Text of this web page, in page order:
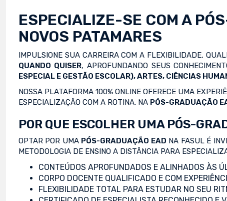
ESPECIALIZE-SE COM A
NOVOS PATAMARES
IMPULSIONE SUA CARREIRA COM A FLEXIBILIDADE,
QUANDO QUISER, APROFUNDANDO SEUS
ESPECIAL E GESTÃO ESCOLAR), ARTES, CIÊNCIAS
NOSSA PLATAFORMA 100% ONLINE OFERECE UMA
ESPECIALIZAÇÃO COM A ROTINA. NA PÓS-GRADUAÇÃO
POR QUE ESCOLHER UMA PÓS-
OPTAR POR UMA PÓS-GRADUAÇÃO EAD NA FASUL É
METODOLOGIA DE ENSINO A DISTÂNCIA PARA
CONTEÚDOS APROFUNDADOS E ALINHADOS ÀS
CORPO DOCENTE QUALIFICADO E COM
FLEXIBILIDADE TOTAL PARA ESTUDAR NO SEU